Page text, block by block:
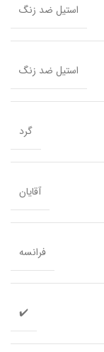
استیل ضد زنگ
استیل ضد زنگ
گرد
آقایان
فرانسه
✔️